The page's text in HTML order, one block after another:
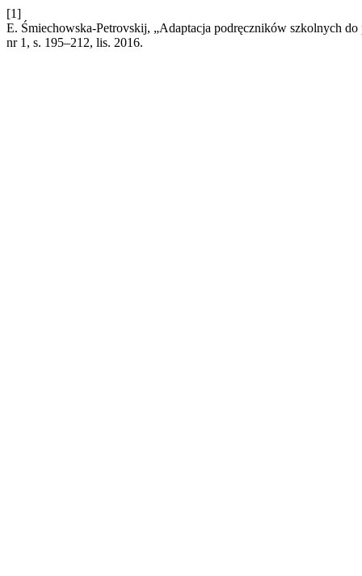
[1]
E. Śmiechowska-Petrovskij, „Adaptacja podręczników szkolnych
nr 1, s. 195–212, lis. 2016.